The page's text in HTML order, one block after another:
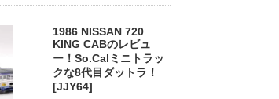
1986 NISSAN 720
KING CABのレビュ
ー！So.Calミニトラッ
クな8代目ダットラ！
[JJY64]